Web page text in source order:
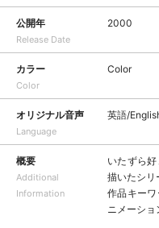
公開年
Release Date
2000
カラー
Color
Color
オリジナル音声
Language
英語/
概要
Additional
Information
いたずら
描いたシリ
作品キー
ニメーショ